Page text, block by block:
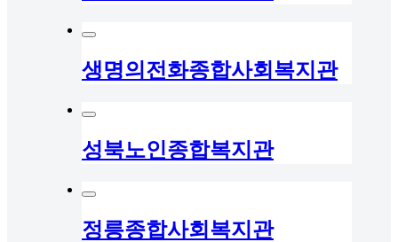
생명의전화종합사회복지관
성북노인종합복지관
정릉종합사회복지관